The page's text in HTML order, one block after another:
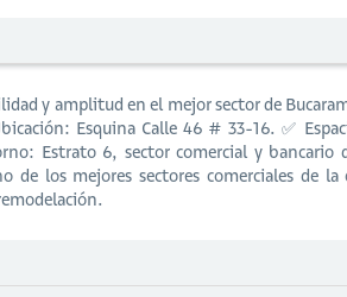
y amplitud en el mejor sector de
Esquina Calle 46 # 33-16. ✅
Estrato 6, sector comercial y bancario
de los mejores sectores comerciales de la